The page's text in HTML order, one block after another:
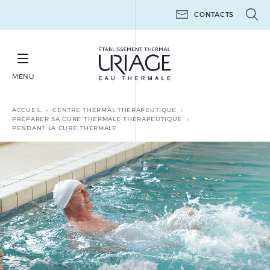
CONTACTS
MENU
RÉSERVER SA CURE THERMALE THÉRAPEUTIQUE
CURES THERMALES
THÉRAPEUTIQUES
MINI-CURES THERMALES
THÉRAPEUTIQUES
POST-CANCER
LES ATELIERS 6 JOURS
ACCUEIL
CENTRE THERMAL THÉRAPEUTIQUE
PRÉPARER SA CURE THERMALE THÉRAPEUTIQUE
PENDANT LA CURE THERMALE